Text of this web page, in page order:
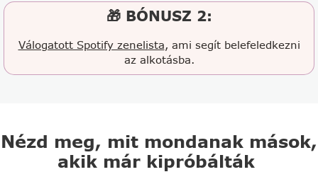
🎁 BÓNUSZ 2:
Válogatott Spotify zenelista, ami segít belefeledkezni
az alkotásba.
Nézd meg, mit mondanak mások,
akik már kipróbálták